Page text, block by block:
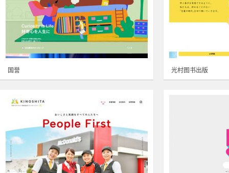
国誉 光村图书出版